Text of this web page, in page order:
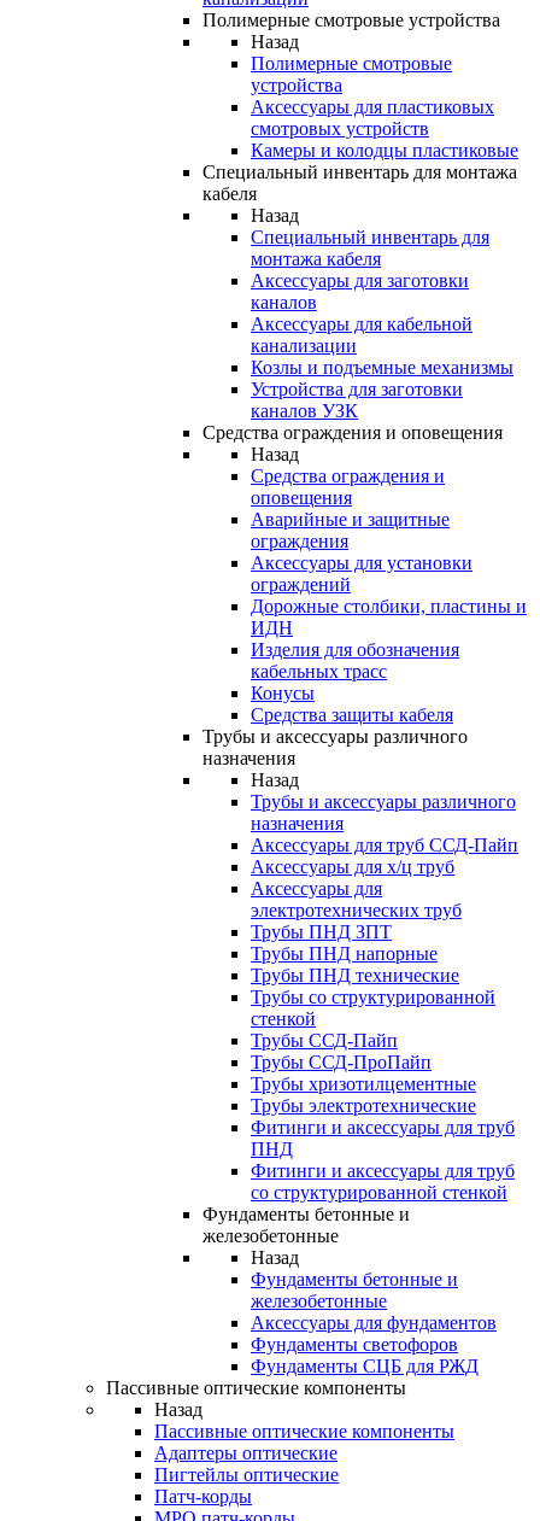
Полимерные смотровые устройства
Назад
Полимерные смотровые
устройства
Аксессуары для пластиковых
смотровых устройств
Камеры и колодцы пластиковые
Специальный инвентарь для монтажа
кабеля
Назад
Специальный инвентарь для
монтажа кабеля
Аксессуары для заготовки
каналов
Аксессуары для кабельной
канализации
Козлы и подъемные механизмы
Устройства для заготовки
каналов УЗК
Средства ограждения и оповещения
Назад
Средства ограждения и
оповещения
Аварийные и защитные
ограждения
Аксессуары для установки
ограждений
Дорожные столбики, пластины и
ИДН
Изделия для обозначения
кабельных трасс
Конусы
Средства защиты кабеля
Трубы и аксессуары различного
назначения
Назад
Трубы и аксессуары различного
назначения
Аксессуары для труб ССД-Пайп
Аксессуары для х/ц труб
Аксессуары для
электротехнических труб
Трубы ПНД ЗПТ
Трубы ПНД напорные
Трубы ПНД технические
Трубы со структурированной
стенкой
Трубы ССД-Пайп
Трубы ССД-ПроПайп
Трубы хризотилцементные
Трубы электротехнические
Фитинги и аксессуары для труб
ПНД
Фитинги и аксессуары для труб
со структурированной стенкой
Фундаменты бетонные и
железобетонные
Назад
Фундаменты бетонные и
железобетонные
Аксессуары для фундаментов
Фундаменты светофоров
Фундаменты СЦБ для РЖД
Пассивные оптические компоненты
Назад
Пассивные оптические компоненты
Адаптеры оптические
Пигтейлы оптические
Патч-корды